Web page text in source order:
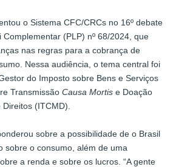
o Sistema CFC/CRCs no 16º debate
(PLP) nº 68/2024, que
nas regras para a cobrança de
Nessa audiência, o tema central foi
do Imposto sobre Bens e Serviços
Transmissão Causa Mortis e Doação
(ITCMD).
sobre a possibilidade de o Brasil
sobre o consumo, além de uma
a renda e sobre os lucros. “A gente